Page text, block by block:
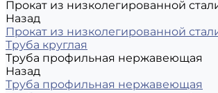
Прокат из низколегированной
Назад
Прокат из низколегированной
Труба круглая
Труба профильная нержавеющая
Назад
Труба профильная нержавеющая